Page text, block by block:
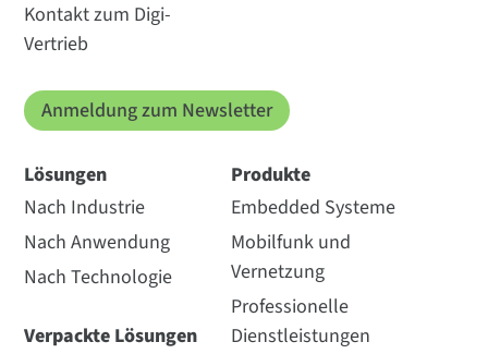
Kontakt zum Digi-
Vertrieb
Anmeldung zum Newsletter
Lösungen
Nach Industrie
Nach Anwendung
Nach Technologie
Verpackte Lösungen
Produkte
Embedded Systeme
Mobilfunk und
Vernetzung
Professionelle
Dienstleistungen